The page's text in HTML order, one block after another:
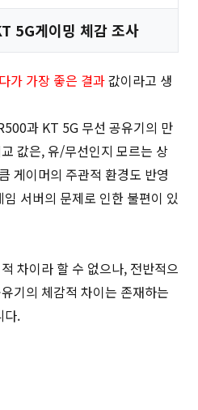
5G게이밍 체감 조사
가 가장 좋은 결과값이라고 생
과 KT 5G 무선 공유기의 만
값은, 유/무선인지 모르는 상
게이머의 주관적 환경도 반영
서버의 문제로 인한 불편이 있
차이라 할 수 없으나, 전반적으
기의 체감적 차이는 존재하는
다.